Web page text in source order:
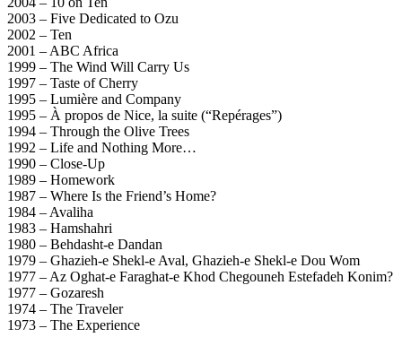
2003 – Five Dedicated to Ozu
2002 – Ten
2001 – ABC Africa
1999 – The Wind Will Carry Us
1997 – Taste of Cherry
1995 – Lumière and Company
1995 – À propos de Nice, la suite (“Repérages”)
1994 – Through the Olive Trees
1992 – Life and Nothing More…
1990 – Close-Up
1989 – Homework
1987 – Where Is the Friend’s Home?
1984 – Avaliha
1983 – Hamshahri
1980 – Behdasht-e Dandan
1979 – Ghazieh-e Shekl-e Aval, Ghazieh-e Shekl-e Dou Wom
1977 – Az Oghat-e Faraghat-e Khod Chegouneh Estefadeh Konim?
1977 – Gozaresh
1974 – The Traveler
1973 – The Experience